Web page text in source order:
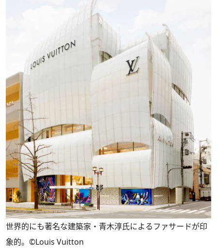
世界的にも著名な建築家・青木淳氏によるファサードが印
象的。©Louis Vuitton